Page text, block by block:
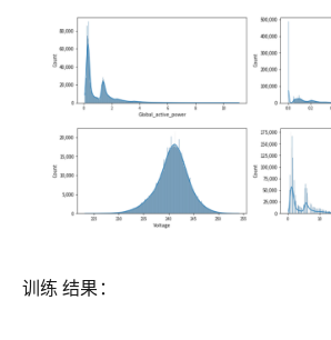
训练 结果：